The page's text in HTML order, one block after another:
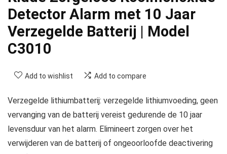
Detector Alarm met 10 Jaar
Verzegelde Batterij | Model
C3010
Add to wishlist Add to compare
Verzegelde lithiumbatterij: verzegelde lithiumvoeding, geen
vervanging van de batterij vereist gedurende de 10 jaar
levensduur van het alarm. Elimineert zorgen over het
verwijderen van de batterij of ongeoorloofde deactivering